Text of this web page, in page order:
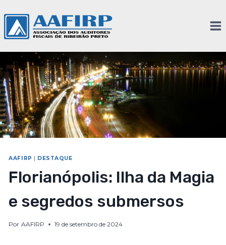
AAFIRP DESTAQUE
Florianópolis: Ilha da Magia
e segredos submersos
Por AAFIRP 19 de setembro de 2024